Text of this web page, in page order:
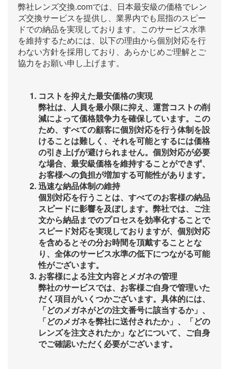
弊社レンズ交換.comでは、日本最安級の価格でレン
ズ交換サービスを提供し、業界内でも屈指のスピー
ドでの納品を実現しております。このサービス水準
を維持するためには、以下の理由から個別対応を行
わない方針を採用しており、あらかじめご理解とご
協力をお願い申し上げます。
コストを抑えた最安価格の実現
弊社は、人員を最小限に抑え、運営コストの削
減によって価格競争力を確保しています。この
ため、すべての顧客に個別対応を行う体制を設
けることは難しく、それを可能とするには価格
の引き上げが避けられません。個別対応が必要
な場合、最安級価格を維持することができず、
お客様への負担が増加する可能性があります。
迅速な納品体制の維持
個別対応を行うことは、すべてのお客様の納品
スピードに影響を及ぼします。弊社では、ご注
文から納品までのプロセスを効率化することで
スピード対応を実現しておりますが、個別対応
を含めるとその分お時間を頂戴することとな
り、全体のサービス水準の低下につながる可能
性がございます。
お客様による注文内容とメガネの管理
弊社のサービスでは、お客様ご自身で管理いた
だく項目がいくつかございます。具体的には、
「どのメガネがどの注文番号に該当するか」、
「どのメガネを弊社に送付されたか」、「どの
レンズを注文されたか」などについて、ご自身
でご確認いただく必要がございます。